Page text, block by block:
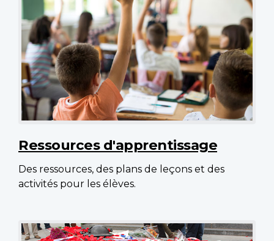
Ressources d'apprentissage
Des ressources, des plans de leçons et des
activités pour les élèves.